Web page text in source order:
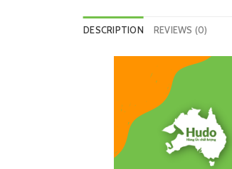
DESCRIPTION REVIEWS (0)